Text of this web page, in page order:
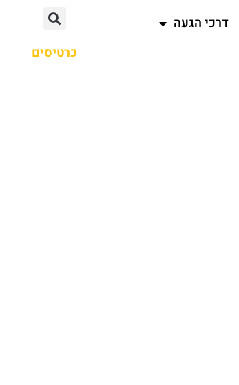
דרכי הגעה
כרטיסים